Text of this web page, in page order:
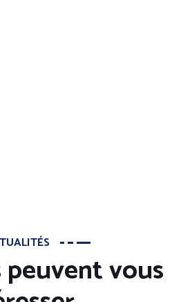
peuvent vous